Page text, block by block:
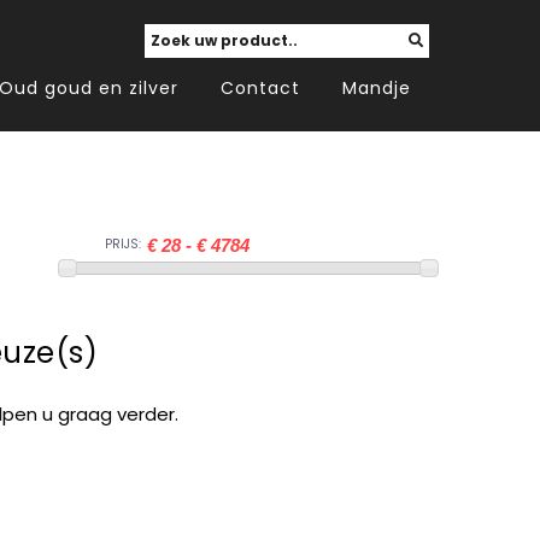
Oud goud en zilver Contact Mandje
PRIJS:
u graag verder.